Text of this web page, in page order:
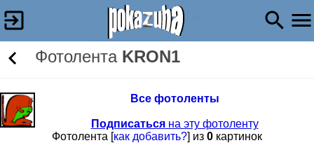
Фотолента KRON1
Все фотоленты
Подписатьсяна эту фотоленту
Фотолента [как добавить?] из 0 картинок